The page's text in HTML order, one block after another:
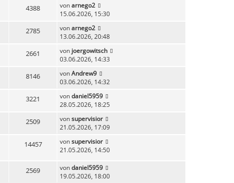
4388 vonarnego2
15.06.2026, 15:30
2785 vonarnego2
13.06.2026, 20:48
2661 von joergowitsch
03.06.2026, 14:33
8146 vonAndrew9
03.06.2026, 14:32
3221 vondaniel5959
28.05.2026, 18:25
2509 vonsupervisior
21.05.2026, 17:09
14457 vonsupervisior
21.05.2026, 14:50
2569 vondaniel5959
19.05.2026, 18:00